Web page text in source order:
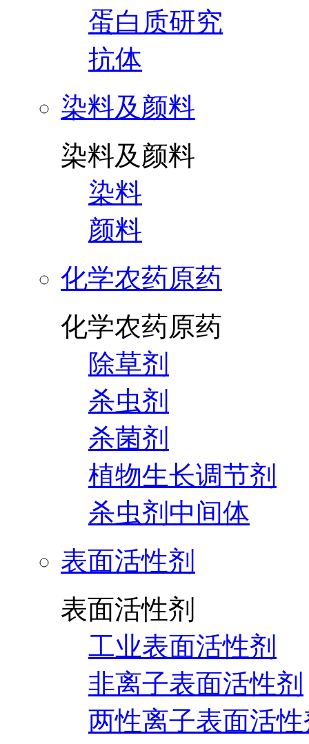
蛋白质研究
抗体
染料及颜料
染料及颜料
染料
颜料
化学农药原药
化学农药原药
除草剂
杀虫剂
杀菌剂
植物生长调节剂
杀虫剂中间体
表面活性剂
表面活性剂
工业表面活性剂
非离子表面活性剂
两性离子表面活